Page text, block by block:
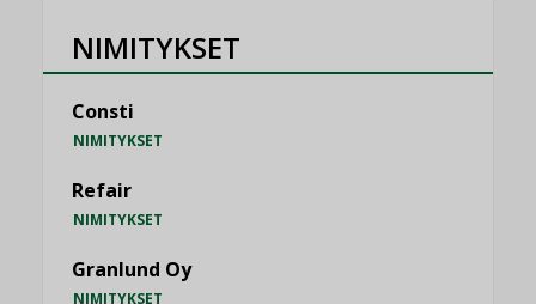
NIMITYKSET
Consti
NIMITYKSET
Refair
NIMITYKSET
Granlund Oy
NIMITYKSET